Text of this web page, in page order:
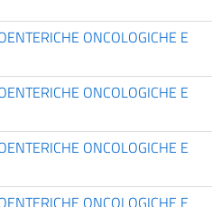
ONCOLOGICHE E
ONCOLOGICHE E
ONCOLOGICHE E